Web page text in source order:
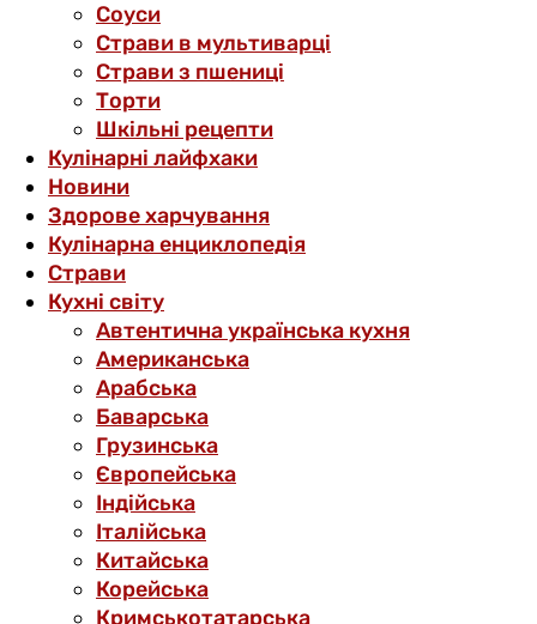
Соуси
Страви в мультиварці
Страви з пшениці
Торти
Шкільні рецепти
Кулінарні лайфхаки
Новини
Здорове харчування
Кулінарна енциклопедія
Страви
Кухні світу
Автентична українська кухня
Американська
Арабська
Баварська
Грузинська
Європейська
Індійська
Італійська
Китайська
Корейська
Кримськотатарська